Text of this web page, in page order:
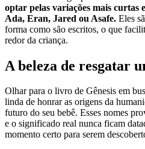
optar pelas variações mais curtas
Ada, Eran, Jared ou Asafe. Eles
forma como são escritos, o que
redor da criança.
A beleza de resgatar
Olhar para o livro de Gênesis em
linda de honrar as origens da
futuro do seu bebê. Esses nomes
e o significado real nunca ficam
momento certo para serem